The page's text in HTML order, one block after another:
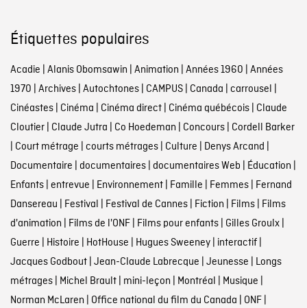
Étiquettes populaires
Acadie Alanis Obomsawin Animation Années 1960 Années
1970 Archives| Autochtones| CAMPUS| Canada carrousel
Cinéastes| Cinéma Cinéma direct| Cinéma québécois| Claude
Cloutier| Claude Jutra Co Hoedeman Concours| Cordell Barker
Court métrage courts métrages| Culture Denys Arcand
Documentaire documentaires| documentaires Web Éducation
Enfants| entrevue Environnement| Famille Femmes| Fernand
Dansereau Festival Festival de Cannes| Fiction Films| Films
d'animation Films de l'ONF| Films pour enfants| Gilles Groulx|
Guerre Histoire HotHouse Hugues Sweeney| interactif|
Jacques Godbout| Jean-Claude Labrecque Jeunesse Longs
métrages| Michel Brault| mini-leçon Montréal Musique
Norman McLaren Office national du film du Canada ONF|